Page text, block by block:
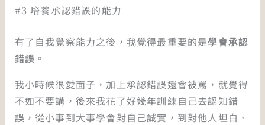
#3 培養承認錯誤的能力
有了自我覺察能力之後，我覺得最重要的是學會承認
錯誤 。
我小時候很愛面子，加上承認錯誤還會被罵，就覺得
不如不要講，後來我花了好幾年訓練自己去認知錯
誤，從小事到大事學會對自己誠實，到對他人坦白、